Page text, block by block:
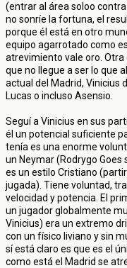
(entrar al área soloo
no sonríe la fortuna, el
porque él está en otro
equipo agarrotado como
atrevimiento vale oro. Otra
que no llegue a ser lo que
actual del Madrid, Vinicius
Lucas o incluso Asensio.
Seguí a Vinicius en sus
él un potencial suficiente
tenía es una enorme
un Neymar (Rodrygo Goes
es un estilo Cristiano
jugada). Tiene voluntad,
velocidad y potencia. El
un jugador globalmente
Vinicius) era un extremo
con un físico liviano y sin
sí está claro es que es el
como está el Madrid se